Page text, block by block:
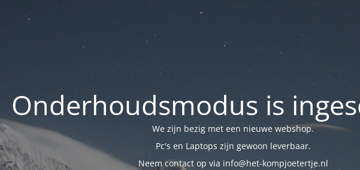
Onderhoudsmodus is
We zijn bezig met een nieuwe webshop.
Pc's en Laptops zijn gewoon leverbaar.
Neem contact op via info@het-kompjoetertje.nl